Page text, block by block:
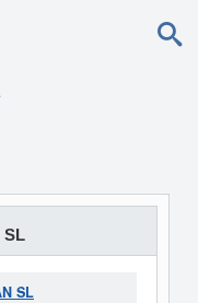
SL
SL